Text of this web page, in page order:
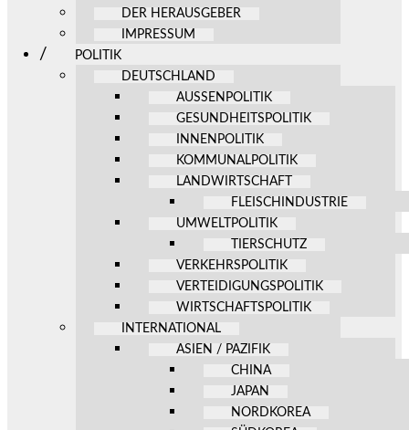
DER HERAUSGEBER
IMPRESSUM
POLITIK
DEUTSCHLAND
AUSSENPOLITIK
GESUNDHEITSPOLITIK
INNENPOLITIK
KOMMUNALPOLITIK
LANDWIRTSCHAFT
FLEISCHINDUSTRIE
UMWELTPOLITIK
TIERSCHUTZ
VERKEHRSPOLITIK
VERTEIDIGUNGSPOLITIK
WIRTSCHAFTSPOLITIK
INTERNATIONAL
ASIEN / PAZIFIK
CHINA
JAPAN
NORDKOREA